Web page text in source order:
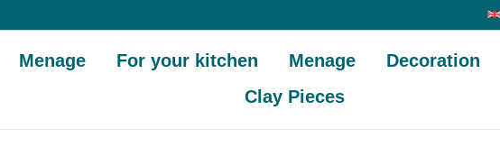
Menage For your kitchen Menage Decoration
Clay Pieces